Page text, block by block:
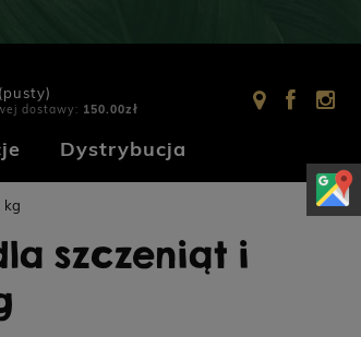
(pusty)
dostawy: 150.00zł
Dystrybucja
kg
szczeniąt i